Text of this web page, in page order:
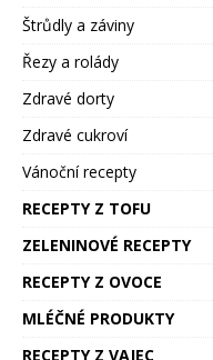
Štrůdly a záviny
Řezy a rolády
Zdravé dorty
Zdravé cukroví
Vánoční recepty
RECEPTY Z TOFU
ZELENINOVÉ RECEPTY
RECEPTY Z OVOCE
MLÉČNÉ PRODUKTY
RECEPTY Z VAJEC